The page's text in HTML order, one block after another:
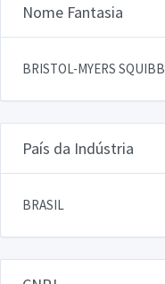
Nome Fantasia
BRISTOL-MYERS SQUIBB
País da Indústria
BRASIL